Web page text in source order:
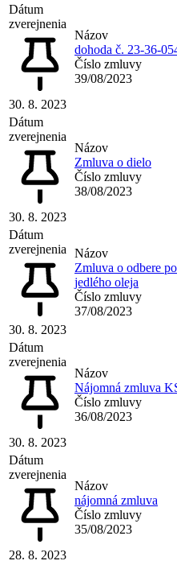
Dátum
zverejnenia
30. 8. 2023
Názov
dohoda č. 23-36-
Číslo zmluvy
39/08/2023
Dátum
zverejnenia
30. 8. 2023
Názov
Zmluva o dielo
Číslo zmluvy
38/08/2023
Dátum
zverejnenia
30. 8. 2023
Názov
Zmluva o odbere
jedlého oleja
Číslo zmluvy
37/08/2023
Dátum
zverejnenia
30. 8. 2023
Názov
Nájomná zmluva
Číslo zmluvy
36/08/2023
Dátum
zverejnenia
28. 8. 2023
Názov
nájomná zmluva
Číslo zmluvy
35/08/2023